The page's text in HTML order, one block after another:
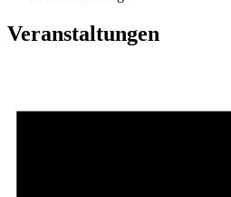
Veranstaltungen